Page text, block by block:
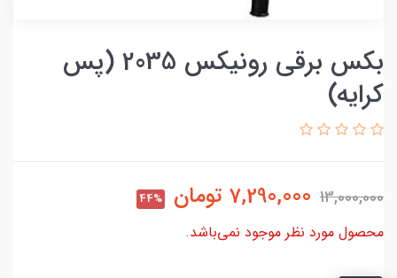
بکس برقی رونیکس 2035 (پس
کرایه)
13,000,000
7,290,000 تومان 44%
محصول مورد نظر موجود نمی‌باشد.